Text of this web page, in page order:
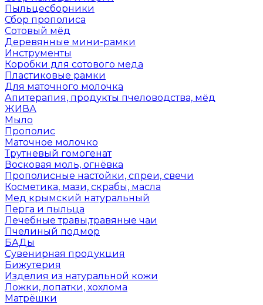
Пыльцесборники
Сбор прополиса
Сотовый мёд
Деревянные мини-рамки
Инструменты
Коробки для сотового меда
Пластиковые рамки
Для маточного молочка
Апитерапия, продукты пчеловодства, мёд
ЖИВА
Мыло
Прополис
Маточное молочко
Трутневый гомогенат
Восковая моль, огнёвка
Прополисные настойки, спреи, свечи
Косметика, мази, скрабы, масла
Мед крымский натуральный
Перга и пыльца
Лечебные травы,травяные чаи
Пчелиный подмор
БАДы
Сувенирная продукция
Бижутерия
Изделия из натуральной кожи
Ложки, лопатки, хохлома
Матрёшки